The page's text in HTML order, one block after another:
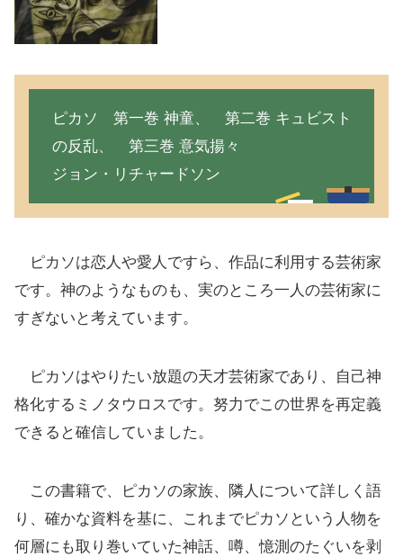
ピカソ 第一巻 神童、 第二巻 キュビスト
の反乱、 第三巻 意気揚々
ジョン・リチャードソン
ピカソは恋人や愛人ですら、作品に利用する芸術家
です。神のようなものも、実のところ一人の芸術家に
すぎないと考えています。
ピカソはやりたい放題の天才芸術家であり、自己神
格化するミノタウロスです。努力でこの世界を再定義
できると確信していました。
この書籍で、ピカソの家族、隣人について詳しく語
り、確かな資料を基に、これまでピカソという人物を
何層にも取り巻いていた神話、噂、憶測のたぐいを剥